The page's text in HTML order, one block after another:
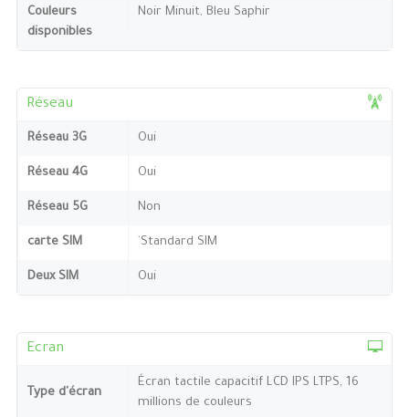
Couleurs
disponibles
Noir Minuit, Bleu Saphir
Réseau
Réseau 3G Oui
Réseau 4G Oui
Réseau 5G Non
carte SIM `Standard SIM
Deux SIM Oui
Ecran
Type d'écran
Écran tactile capacitif LCD IPS LTPS, 16
millions de couleurs